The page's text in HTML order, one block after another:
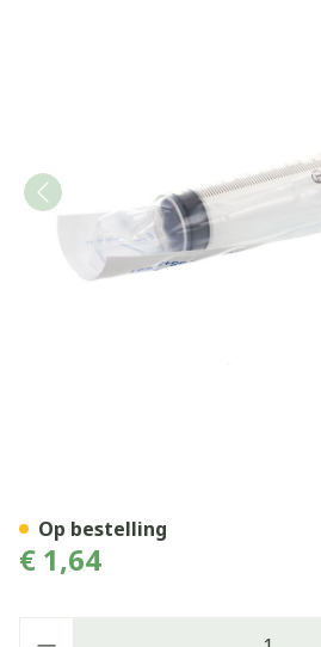
€ 1,64
Op bestelling